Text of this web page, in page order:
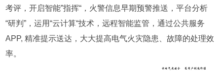
考评，开启智能”指挥“，火警信息早期预警推送，平台分析
“研判”，运用“云计算“技术，远程智能监管，通过公共服务
APP, 精准提示送达，大大提高电气火灾隐患、故障的处理效
率。